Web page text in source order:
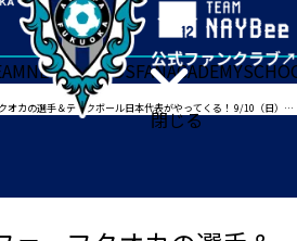
閉じる
NEWSGOODSFANACADEMY
手＆テックボール日本代表がやってくる！ 9/10（日）ルヴァンカップ準々決勝FC東京戦